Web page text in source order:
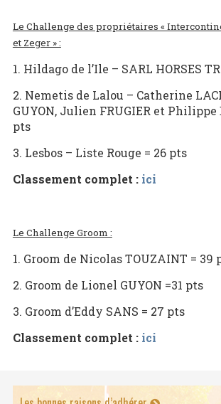
Le Challenge des propriétaires «
et Zeger » :
1. Hildago de l’Ile – SARL HORSES
2. Nemetis de Lalou – Catherine
GUYON, Julien FRUGIER et Philippe
pts
3. Lesbos – Liste Rouge = 26 pts
Classement complet : ici
Le Challenge Groom :
1. Groom de Nicolas TOUZAINT = 39
2. Groom de Lionel GUYON =31 pts
3. Groom d’Eddy SANS = 27 pts
Classement complet : ici